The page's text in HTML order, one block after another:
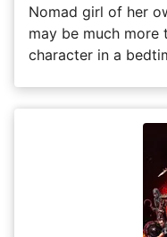
Nomad girl of her
may be much more
character in a